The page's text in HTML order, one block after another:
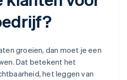
groeien, dan moet je een
Dat betekent het
het leggen van